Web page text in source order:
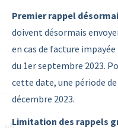
Premier rappel
doivent désormais
en cas de facture
du 1er septembre 2023.
cette date, une période
décembre 2023.
Limitation des rappels